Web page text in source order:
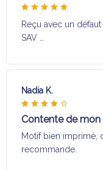
Reçu avec un
SAV …
Nadia K.
Contente de mon
Motif bien imprimé,
recommande.